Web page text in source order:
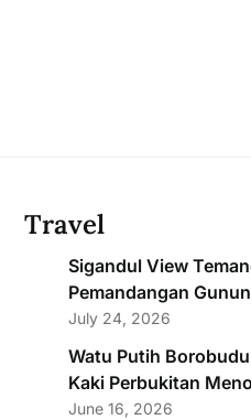
Travel
Sigandul View
Pemandangan
July 24, 2026
Watu Putih
Kaki Perbukitan
June 16, 2026